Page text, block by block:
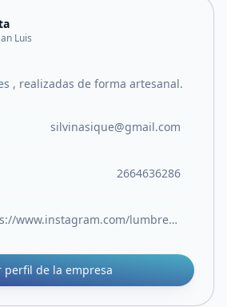
Luis
, realizadas de forma artesanal.
silvinasique@gmail.com
2664636286
https://www.instagram.com/lumbrecita.s?igsh=MWk2eWg2YndlcGF6OQ==
perfil de la empresa